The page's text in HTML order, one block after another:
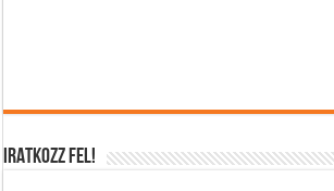
IRATKOZZ FEL!